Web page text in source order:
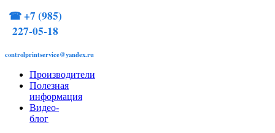
☎+7 (985)
227-05-18
controlprintservice@yandex.ru
Производители
Полезная
информация
Видео-
блог